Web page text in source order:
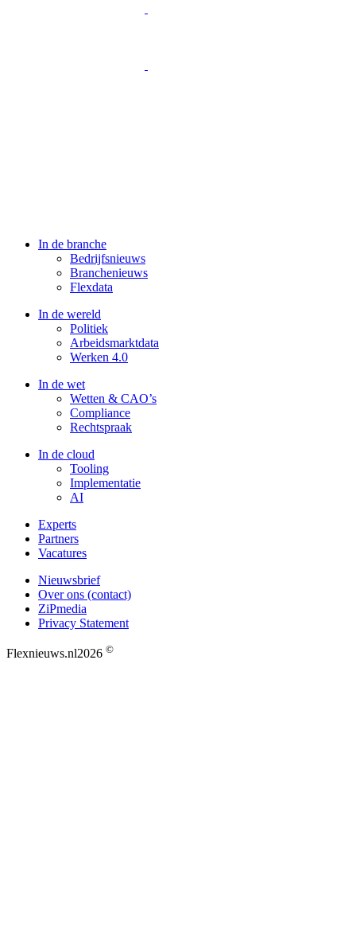
In de branche
Bedrijfsnieuws
Branchenieuws
Flexdata
In de wereld
Politiek
Arbeidsmarktdata
Werken 4.0
In de wet
Wetten & CAO’s
Compliance
Rechtspraak
In de cloud
Tooling
Implementatie
AI
Experts
Partners
Vacatures
Nieuwsbrief
Over ons (contact)
ZiPmedia
Privacy Statement
Flexnieuws.nl2026 ©